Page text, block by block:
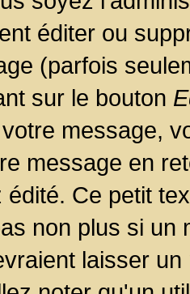
éditer ou
(parfois
sur le bouton
message,
message en
édité. Ce petit
non plus si un
laisser